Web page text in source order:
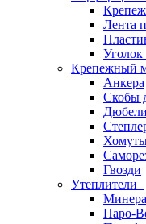
Крепеж
Лента
Крепежный
Анкера
Скобы
Дюбели
Гвозди
Утеплители
Паро-